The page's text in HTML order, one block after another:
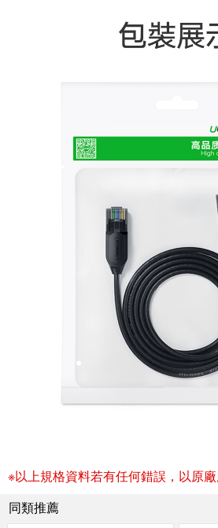
※以上規格資料若有任何錯誤，以原廠
同類推薦